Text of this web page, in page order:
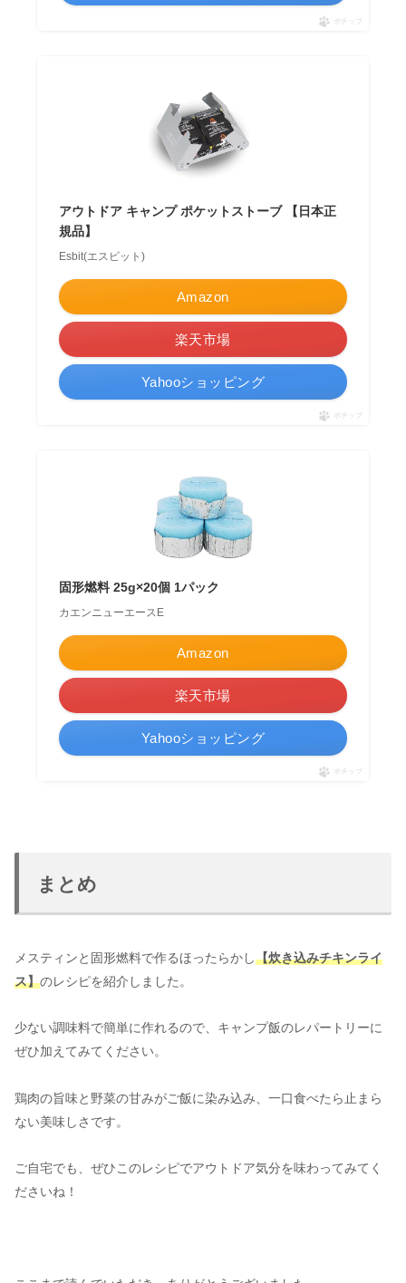
ポチップ
アウトドア キャンプ ポケットストーブ 【日本正
規品】
Esbit(エスビット)
Amazon
楽天市場
Yahooショッピング
ポチップ
固形燃料 25g×20個 1パック
カエンニューエースE
Amazon
楽天市場
Yahooショッピング
ポチップ
まとめ
メスティンと固形燃料で作るほったらかし【炊き込みチキンライ
ス】のレシピを紹介しました。
少ない調味料で簡単に作れるので、キャンプ飯のレパートリーに
ぜひ加えてみてください。
鶏肉の旨味と野菜の甘みがご飯に染み込み、一口食べたら止まら
ない美味しさです。
ご自宅でも、ぜひこのレシピでアウトドア気分を味わってみてく
ださいね！